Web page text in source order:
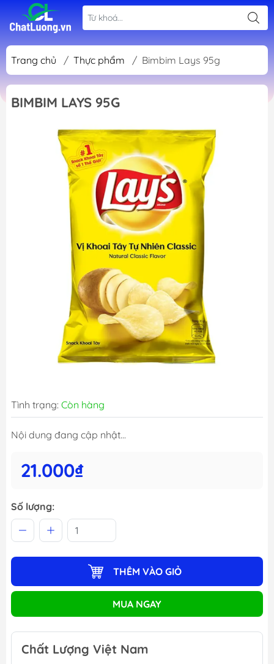
Trang chủ / Thực phẩm / Bimbim Lays 95g
BIMBIM LAYS 95G
Tình trạng: Còn hàng
Nội dung đang cập nhật...
21.000₫
Số lượng:
THÊM VÀO GIỎ
MUA NGAY
Chất Lượng Việt Nam